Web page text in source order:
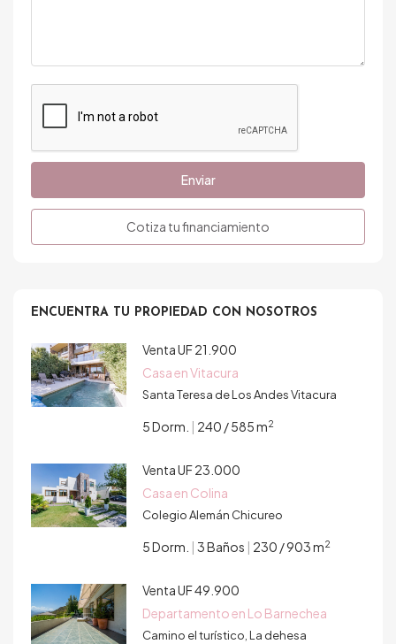
Enviar
Cotiza tu financiamiento
ENCUENTRA TU PROPIEDAD CON NOSOTROS
VentaUF 21.900
Casa en Vitacura
Santa Teresa de Los Andes Vitacura
5 Dorm. 240 / 585 m2
VentaUF 23.000
Casa en Colina
Colegio Alemán Chicureo
5 Dorm. 3 Baños 230 / 903 m2
VentaUF 49.900
Departamento en Lo Barnechea
Camino el turístico, La dehesa